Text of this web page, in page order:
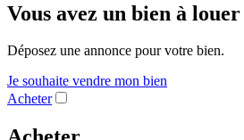
Vous avez un bien à louer
Déposez une annonce pour votre bien.
Je souhaite vendre mon bien
Acheter